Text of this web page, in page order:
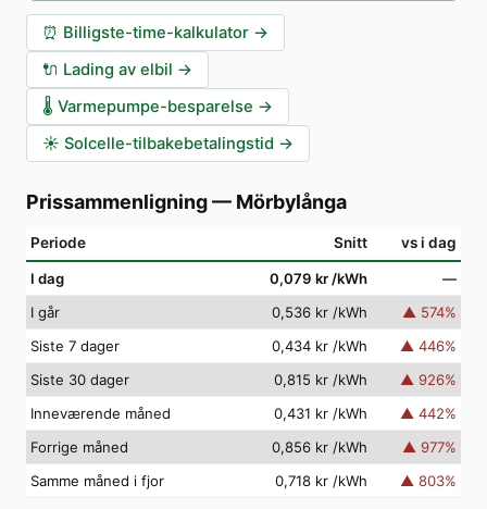
⏰ Billigste-time-kalkulator →
🔌 Lading av elbil →
🌡️ Varmepumpe-besparelse →
☀️ Solcelle-tilbakebetalingstid →
Prissammenligning— Mörbylånga
Periode Snitt vs i dag
I dag 0,079 kr /kWh
—
I går
0,536 kr /kWh ▲ 574%
Siste 7 dager
0,434 kr /kWh ▲ 446%
Siste 30 dager
0,815 kr /kWh ▲ 926%
Inneværende måned
0,431 kr /kWh ▲ 442%
Forrige måned
0,856 kr /kWh ▲ 977%
Samme måned i fjor
0,718 kr /kWh ▲ 803%